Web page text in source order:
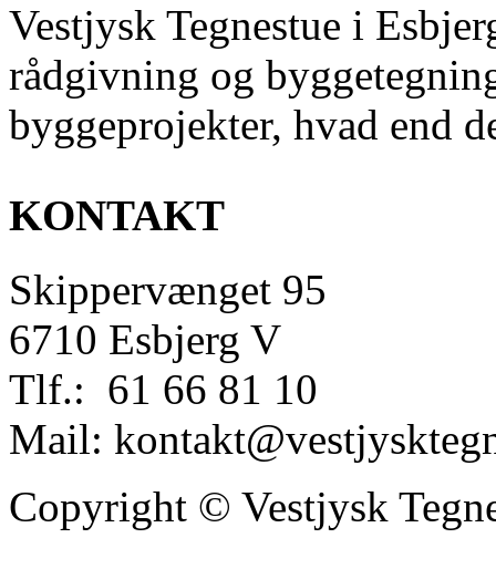
Vestjysk Tegnestue i
rådgivning og
byggeprojekter, hvad end
KONTAKT
Skippervænget 95
6710 Esbjerg V
Tlf.: 61 66 81 10
Mail:
Copyright © Vestjysk